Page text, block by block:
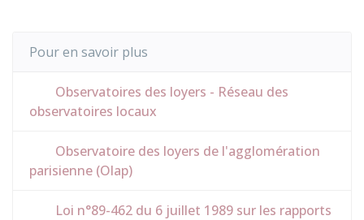
Pour en savoir plus
Observatoires des loyers - Réseau des
observatoires locaux
Observatoire des loyers de l'agglomération
parisienne (Olap)
Loi n°89-462 du 6 juillet 1989 sur les rapports